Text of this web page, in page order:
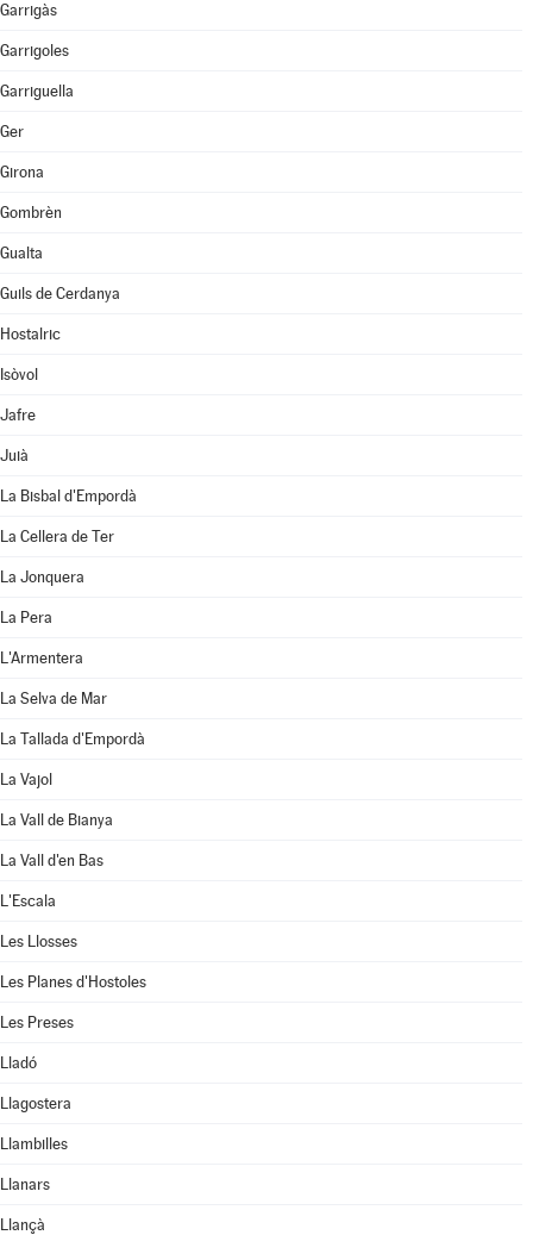
Garrigàs
Garrigoles
Garriguella
Ger
Girona
Gombrèn
Gualta
Guils de Cerdanya
Hostalric
Isòvol
Jafre
Juià
La Bisbal d'Empordà
La Cellera de Ter
La Jonquera
La Pera
L'Armentera
La Selva de Mar
La Tallada d'Empordà
La Vajol
La Vall de Bianya
La Vall d'en Bas
L'Escala
Les Llosses
Les Planes d'Hostoles
Les Preses
Lladó
Llagostera
Llambilles
Llanars
Llançà